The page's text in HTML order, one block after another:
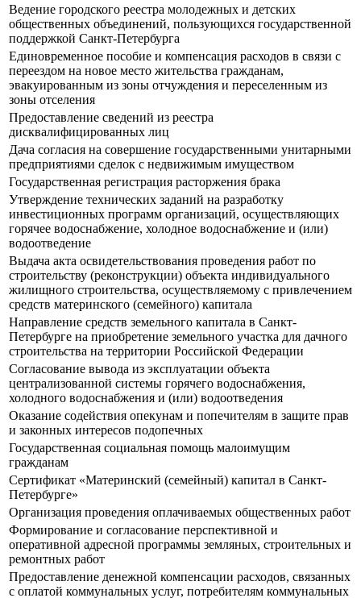
Ведение городского реестра молодежных и детских
общественных объединений, пользующихся государственной
поддержкой Санкт-Петербурга
Единовременное пособие и компенсация расходов в связи с
переездом на новое место жительства гражданам,
эвакуированным из зоны отчуждения и переселенным из
зоны отселения
Предоставление сведений из реестра
дисквалифицированных лиц
Дача согласия на совершение государственными унитарными
предприятиями сделок с недвижимым имуществом
Государственная регистрация расторжения брака
Утверждение технических заданий на разработку
инвестиционных программ организаций, осуществляющих
горячее водоснабжение, холодное водоснабжение и (или)
водоотведение
Выдача акта освидетельствования проведения работ по
строительству (реконструкции) объекта индивидуального
жилищного строительства, осуществляемому с привлечением
средств материнского (семейного) капитала
Направление средств земельного капитала в Санкт-
Петербурге на приобретение земельного участка для дачного
строительства на территории Российской Федерации
Согласование вывода из эксплуатации объекта
централизованной системы горячего водоснабжения,
холодного водоснабжения и (или) водоотведения
Оказание содействия опекунам и попечителям в защите прав
и законных интересов подопечных
Государственная социальная помощь малоимущим
гражданам
Сертификат «Материнский (семейный) капитал в Санкт-
Петербурге»
Организация проведения оплачиваемых общественных работ
Формирование и согласование перспективной и
оперативной адресной программы земляных, строительных и
ремонтных работ
Предоставление денежной компенсации расходов, связанных
с оплатой коммунальных услуг, потребителям коммунальных